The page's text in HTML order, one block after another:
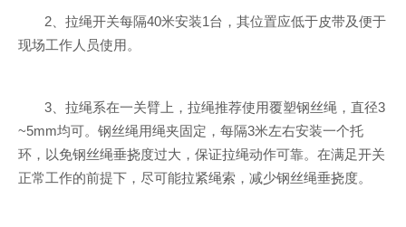
2、拉绳开关每隔40米安装1台，其位置应低于皮带及便于
现场工作人员使用。
3、拉绳系在一关臂上，拉绳推荐使用覆塑钢丝绳，直径3
~5mm均可。钢丝绳用绳夹固定，每隔3米左右安装一个托
环，以免钢丝绳垂挠度过大，保证拉绳动作可靠。在满足开关
正常工作的前提下，尽可能拉紧绳索，减少钢丝绳垂挠度。